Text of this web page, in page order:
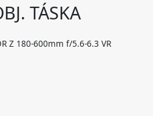
TÁSKA
Z 180-600mm f/5.6-6.3 VR